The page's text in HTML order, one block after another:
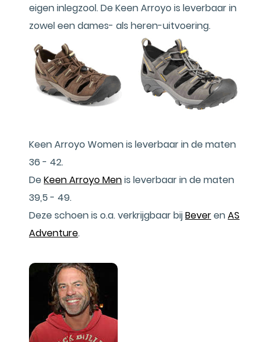
eigen inlegzool. De Keen Arroyo is leverbaar in
zowel een dames- als heren-uitvoering.
Keen Arroyo Women is leverbaar in de maten
36 - 42.
DeKeen Arroyo Menis leverbaar in de maten
39,5 - 49.
Deze schoen is o.a. verkrijgbaar bijBeverenAS
Adventure.